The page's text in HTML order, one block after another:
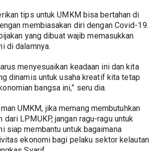
tips untuk UMKM bisa bertahan di
membiasakan diri dengan Covid-19.
yang dibuat wajib memasukkan
di dalamnya.
menyesuaikan keadaan ini dan kita
dinamis untuk usaha kreatif kita tetap
bangsa ini,” seru dia.
UMKM, jika memang membutuhkan
LPMUKP, jangan ragu-ragu untuk
siap membantu untuk bagaimana
ekonomi bagi pelaku sektor kelautan